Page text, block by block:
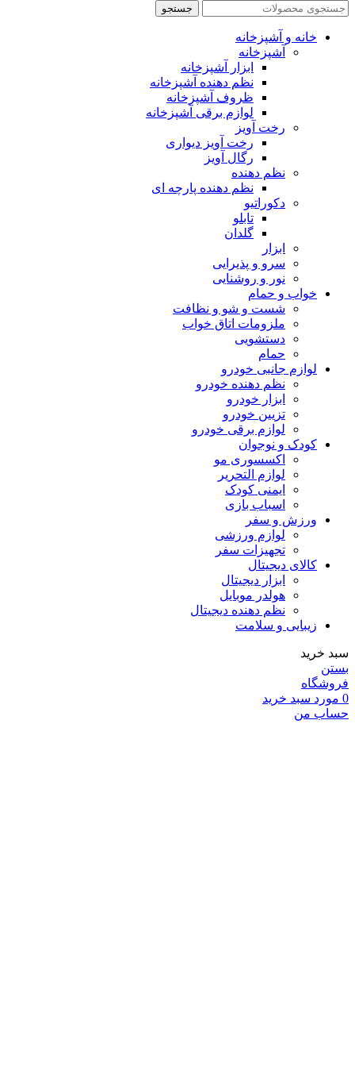
جستجو
خانه و آشپزخانه
آشپزخانه
ابزار آشپزخانه
نظم دهنده آشپزخانه
ظروف آشپزخانه
لوازم برقی آشپزخانه
رخت آویز
رخت آویز دیواری
رگال آویز
نظم دهنده
نظم دهنده پارچه ای
دکوراتیو
تابلو
گلدان
ابزار
سرو و پذیرایی
نور و روشنایی
خواب و حمام
شست و شو و نظافت
ملزومات اتاق خواب
دستشویی
حمام
لوازم جانبی خودرو
نظم دهنده خودرو
ابزار خودرو
تزیین خودرو
لوازم برقی خودرو
کودک و نوجوان
اکسسوری مو
لوازم التحریر
ایمنی کودک
اسباب بازی
ورزش و سفر
لوازم ورزشی
تجهیزات سفر
کالای دیجیتال
ابزار دیجیتال
هولدر موبایل
نظم دهنده دیجیتال
زیبایی و سلامت
سبد خرید
بستن
فروشگاه
0 مورد سبد خرید
حساب من